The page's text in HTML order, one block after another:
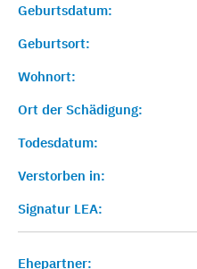
Geburtsdatum:
Geburtsort:
Wohnort:
Ort der Schädigung:
Todesdatum:
Verstorben in:
Signatur LEA:
Ehepartner: